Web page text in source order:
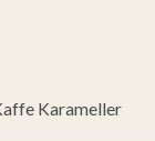
Karameller